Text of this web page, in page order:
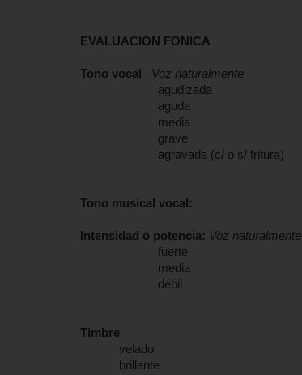
EVALUACION FONICA
Tono vocal
Voz naturalmente
agudizada
aguda
media
grave
agravada (c/ o s/ fritura)
Tono musical vocal:
Intensidad o potencia: Voz naturalmente
fuerte
media
débil
Timbre
velado
brillante